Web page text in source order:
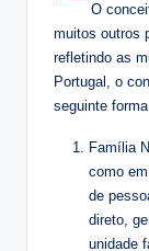
O
muitos outros
refletindo as
Portugal, o
seguinte
Família
como
de
direto,
unidade